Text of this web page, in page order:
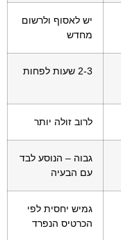
יש לאסוף ולרשום
מחדש
2-3 שעות לפחות
לרוב זולה יותר
גבוה – הנוסע לבד
עם הבעיה
גמיש יחסית לפי
הכרטיס הנפרד